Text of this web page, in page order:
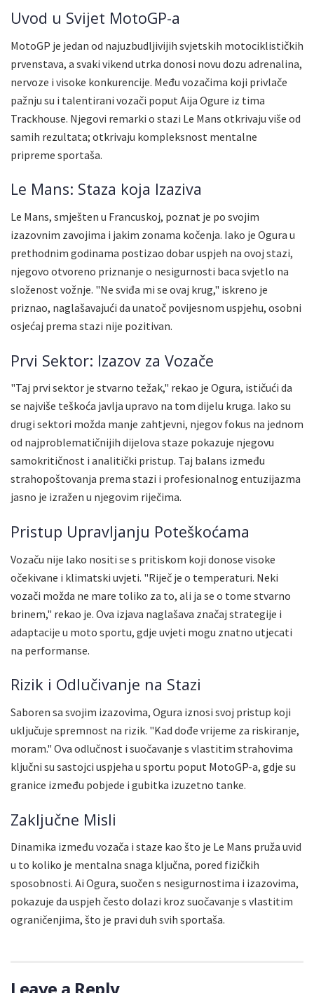
Uvod u Svijet MotoGP-a
MotoGP je jedan od najuzbudljivijih svjetskih motociklističkih
prvenstava, a svaki vikend utrka donosi novu dozu adrenalina,
nervoze i visoke konkurencije. Među vozačima koji privlače
pažnju su i talentirani vozači poput Aija Ogure iz tima
Trackhouse. Njegovi remarki o stazi Le Mans otkrivaju više od
samih rezultata; otkrivaju kompleksnost mentalne
pripreme sportaša.
Le Mans: Staza koja Izaziva
Le Mans, smješten u Francuskoj, poznat je po svojim
izazovnim zavojima i jakim zonama kočenja. Iako je Ogura u
prethodnim godinama postizao dobar uspjeh na ovoj stazi,
njegovo otvoreno priznanje o nesigurnosti baca svjetlo na
složenost vožnje. "Ne sviđa mi se ovaj krug," iskreno je
priznao, naglašavajući da unatoč povijesnom uspjehu, osobni
osjećaj prema stazi nije pozitivan.
Prvi Sektor: Izazov za Vozače
"Taj prvi sektor je stvarno težak," rekao je Ogura, ističući da
se najviše teškoća javlja upravo na tom dijelu kruga. Iako su
drugi sektori možda manje zahtjevni, njegov fokus na jednom
od najproblematičnijih dijelova staze pokazuje njegovu
samokritičnost i analitički pristup. Taj balans između
strahopoštovanja prema stazi i profesionalnog entuzijazma
jasno je izražen u njegovim riječima.
Pristup Upravljanju Poteškoćama
Vozaču nije lako nositi se s pritiskom koji donose visoke
očekivane i klimatski uvjeti. "Riječ je o temperaturi. Neki
vozači možda ne mare toliko za to, ali ja se o tome stvarno
brinem," rekao je. Ova izjava naglašava značaj strategije i
adaptacije u moto sportu, gdje uvjeti mogu znatno utjecati
na performanse.
Rizik i Odlučivanje na Stazi
Saboren sa svojim izazovima, Ogura iznosi svoj pristup koji
uključuje spremnost na rizik. "Kad dođe vrijeme za riskiranje,
moram." Ova odlučnost i suočavanje s vlastitim strahovima
ključni su sastojci uspjeha u sportu poput MotoGP-a, gdje su
granice između pobjede i gubitka izuzetno tanke.
Zaključne Misli
Dinamika između vozača i staze kao što je Le Mans pruža uvid
u to koliko je mentalna snaga ključna, pored fizičkih
sposobnosti. Ai Ogura, suočen s nesigurnostima i izazovima,
pokazuje da uspjeh često dolazi kroz suočavanje s vlastitim
ograničenjima, što je pravi duh svih sportaša.